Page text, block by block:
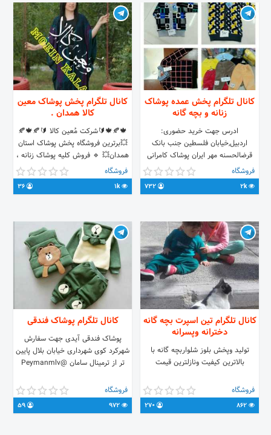
کانال تلگرام پخش عمده پوشاک
زنانه و بچه گانه
ادرس جهت خرید حضوری:
اردبیل,خیابان فلسطین جنب بانک
قرضالحسنه مهر ایران پوشاک کامرانی
تلفن ۰۴۵۳۳۵۱۹۰۵۵ 09117604270
جهت خرید اینترنتی به آی دی زیر
مراجعه فرمایید @Soniyakam اجناس
فقط عمده
فروشگاه
2k
کانال تلگرام پخش پوشاک معین
کالا همدان .
🍁🍂🍁🔰شرکت مُعین کالا 🔰🍂🍁🍂
💥برترین فروشگاه پخش پوشاک استان
همدان💥 🔹 فروش کلیه پوشاک زنانه ،
بچگانه و مردانه با کیفیت عالی و
تضمینی با قیمت مناسب 💥💥 💥💥تنها
کافیست یکبار از ما خرید کنید💥💥
‌درب منزل 😍😍 🔸ارسال رایگان ❤❤
🌺مُعین کالا بهترین انتخاب برای شما،ما
آرزومندیم با یکبار استفاده از محصولات
مُعین کالا کیفیت متفاوت را تجربه کنید.
🌺
فروشگاه
1k
کانال تلگرام تین اسپرت بچه گانه
دخترانه وپسرانه
تولید وپخش بلوز شلواربچه گانه با
بالاترین کیفیت ونازلترین قیمت
فروشگاه
کانال تلگرام پوشاک فندقی
پوشاک فندقی آیدی جهت سفارش
شهرکرد کوی شهرداری خیابان بلال پایین
تر از ترمینال سامان @Peymanmlv
فروشگاه